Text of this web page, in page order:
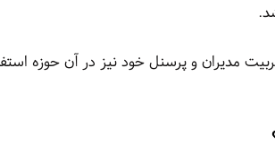
مدیران و پرسنل خود نیز در آن حوزه